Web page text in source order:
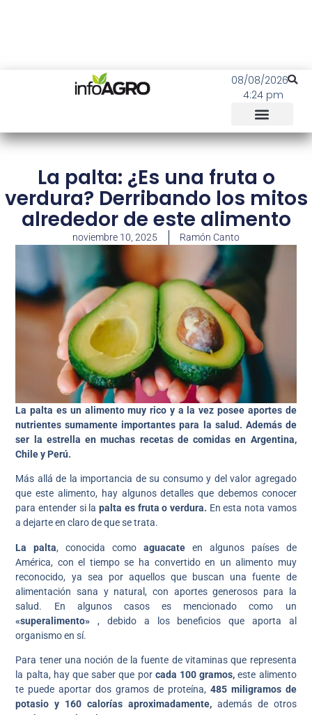
08/08/2026
4:24 pm
La palta: ¿Es una fruta o
verdura? Derribando los mitos
alrededor de este alimento
noviembre 10, 2025 Ramón Canto
La palta es un alimento muy rico y a la vez posee aportes de
nutrientes sumamente importantes para la salud. Además de
ser la estrella en muchas recetas de comidas en Argentina,
Chile y Perú.
Más allá de la importancia de su consumo y del valor agregado
que este alimento, hay algunos detalles que debemos conocer
para entender si lapalta es fruta o verdura. En esta nota vamos
a dejarte en claro de que se trata.
La palta, conocida comoaguacate en algunos países de
América, con el tiempo se ha convertido en un alimento muy
reconocido, ya sea por aquellos que buscan una fuente de
alimentación sana y natural, con aportes generosos para la
salud. En algunos casos es mencionado como un
«superalimento», debido a los beneficios que aporta al
organismo en sí.
Para tener una noción de la fuente de vitaminas que representa
la palta, hay que saber que por cada 100 gramos, este alimento
te puede aportar dos gramos de proteína, 485 miligramos de
potasio y 160 calorías aproximadamente, además de otros